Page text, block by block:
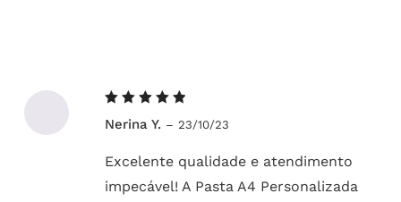
5de 5
Nerina Y. – 23/10/23
Excelente qualidade e atendimento
impecável! A Pasta A4 Personalizada